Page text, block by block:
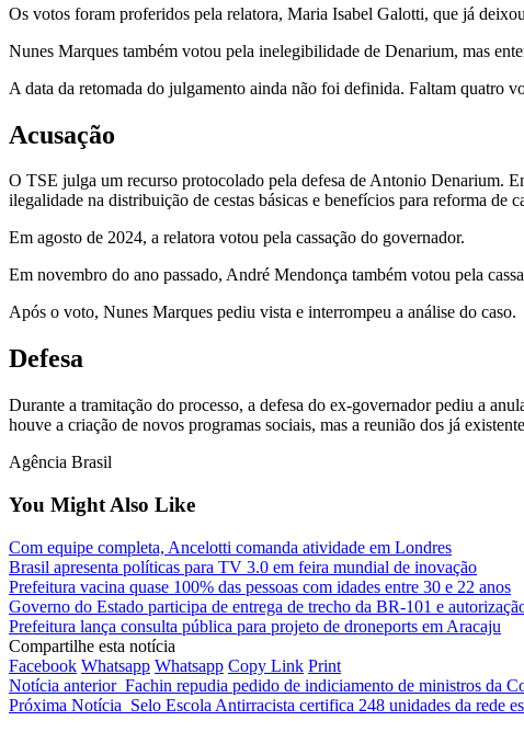
Os votos foram proferidos pela relatora, Maria Isabel Galotti, que já
Nunes Marques também votou pela inelegibilidade de Denarium, mas
A data da retomada do julgamento ainda não foi definida. Faltam quatro
Acusação
O TSE julga um recurso protocolado pela defesa de Antonio Denarium.
ilegalidade na distribuição de cestas básicas e benefícios para reforma de
Em agosto de 2024, a relatora votou pela cassação do governador.
Em novembro do ano passado, André Mendonça também votou pela
Após o voto, Nunes Marques pediu vista e interrompeu a análise do caso.
Defesa
Durante a tramitação do processo, a defesa do ex-governador pediu a
houve a criação de novos programas sociais, mas a reunião dos já
Agência Brasil
You Might Also Like
Com equipe completa, Ancelotti comanda atividade em Londres
Brasil apresenta políticas para TV 3.0 em feira mundial de inovação
Prefeitura vacina quase 100% das pessoas com idades entre 30 e 22 anos
Governo do Estado participa de entrega de trecho da BR-101 e
Prefeitura lança consulta pública para projeto de droneports em Aracaju
Compartilhe esta notícia
Facebook Whatsapp Whatsapp Copy Link Print
Notícia anterior Fachin repudia pedido de indiciamento de ministros da
Próxima Notícia Selo Escola Antirracista certifica 248 unidades da rede